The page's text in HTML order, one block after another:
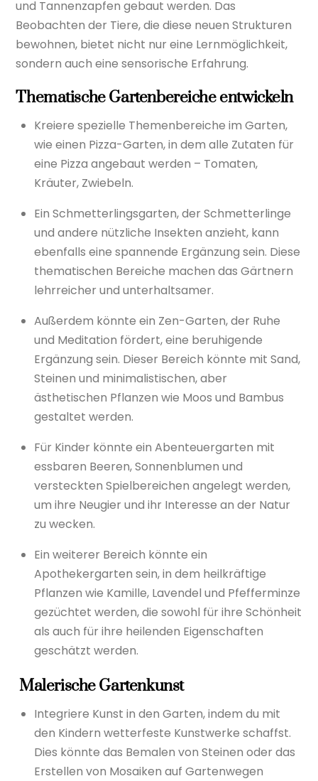
und Tannenzapfen gebaut werden. Das
Beobachten der Tiere, die diese neuen Strukturen
bewohnen, bietet nicht nur eine Lernmöglichkeit,
sondern auch eine sensorische Erfahrung.
Thematische Gartenbereiche entwickeln
Kreiere spezielle Themenbereiche im Garten,
wie einen Pizza-Garten, in dem alle Zutaten für
eine Pizza angebaut werden – Tomaten,
Kräuter, Zwiebeln.
Ein Schmetterlingsgarten, der Schmetterlinge
und andere nützliche Insekten anzieht, kann
ebenfalls eine spannende Ergänzung sein. Diese
thematischen Bereiche machen das Gärtnern
lehrreicher und unterhaltsamer.
Außerdem könnte ein Zen-Garten, der Ruhe
und Meditation fördert, eine beruhigende
Ergänzung sein. Dieser Bereich könnte mit Sand,
Steinen und minimalistischen, aber
ästhetischen Pflanzen wie Moos und Bambus
gestaltet werden.
Für Kinder könnte ein Abenteuergarten mit
essbaren Beeren, Sonnenblumen und
versteckten Spielbereichen angelegt werden,
um ihre Neugier und ihr Interesse an der Natur
zu wecken.
Ein weiterer Bereich könnte ein
Apothekergarten sein, in dem heilkräftige
Pflanzen wie Kamille, Lavendel und Pfefferminze
gezüchtet werden, die sowohl für ihre Schönheit
als auch für ihre heilenden Eigenschaften
geschätzt werden.
Malerische Gartenkunst
Integriere Kunst in den Garten, indem du mit
den Kindern wetterfeste Kunstwerke schaffst.
Dies könnte das Bemalen von Steinen oder das
Erstellen von Mosaiken auf Gartenwegen